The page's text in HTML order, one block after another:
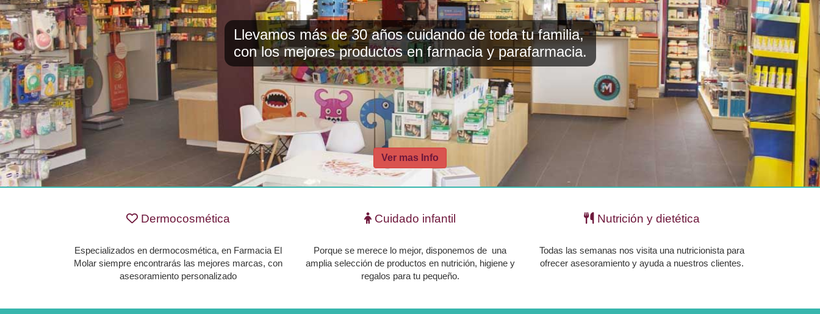
Llevamos más de 30 años cuidando de toda tu familia,
con los mejores productos en farmacia y parafarmacia.
Farmacia El Molar Madrid zona norte
Dermocosmética
Especializados en dermocosmética, en Farmacia El
Molar siempre encontrarás las mejores marcas, con
asesoramiento personalizado
Cuidado infantil
Porque se merece lo mejor, disponemos de una
amplia selección de productos en nutrición, higiene y
regalos para tu pequeño.
Nutrición y dietética
Todas las semanas nos visita una nutricionista para
ofrecer asesoramiento y ayuda a nuestros clientes.